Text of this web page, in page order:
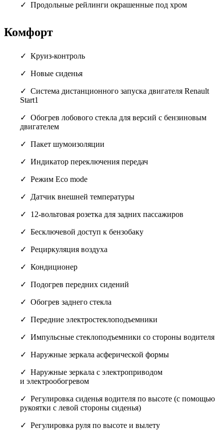
Продольные рейлинги окрашенные под хром
Комфорт
Круиз-контроль
Новые сиденья
Система дистанционного запуска двигателя Renault
Start1
Обогрев лобового стекла для версий с бензиновым
двигателем
Пакет шумоизоляции
Индикатор переключения передач
Режим Eco mode
Датчик внешней температуры
12-вольтовая розетка для задних пассажиров
Бесключевой доступ к бензобаку
Рециркуляция воздуха
Кондиционер
Подогрев передних сидений
Обогрев заднего стекла
Передние электростеклоподъемники
Импульсные стеклоподъемники со стороны водителя
Наружные зеркала асферической формы
Наружные зеркала с электроприводом
и электрообогревом
Регулировка сиденья водителя по высоте (c помощью
рукоятки с левой стороны сиденья)
Регулировка руля по высоте и вылету